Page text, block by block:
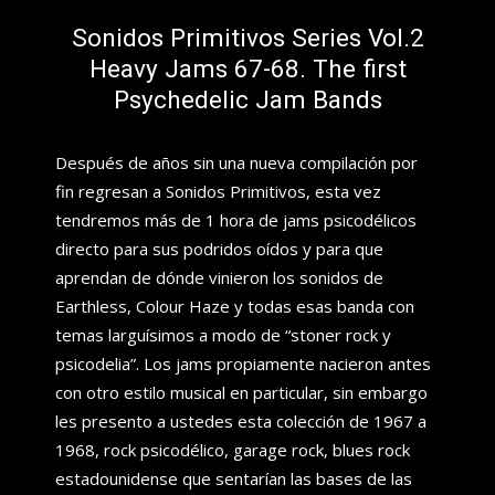
Sonidos Primitivos Series Vol.2
Heavy Jams 67-68. The first
Psychedelic Jam Bands
Después de años sin una nueva compilación por
fin regresan a Sonidos Primitivos, esta vez
tendremos más de 1 hora de jams psicodélicos
directo para sus podridos oídos y para que
aprendan de dónde vinieron los sonidos de
Earthless, Colour Haze y todas esas banda con
temas larguísimos a modo de “stoner rock y
psicodelia”. Los jams propiamente nacieron antes
con otro estilo musical en particular, sin embargo
les presento a ustedes esta colección de 1967 a
1968, rock psicodélico, garage rock, blues rock
estadounidense que sentarían las bases de las